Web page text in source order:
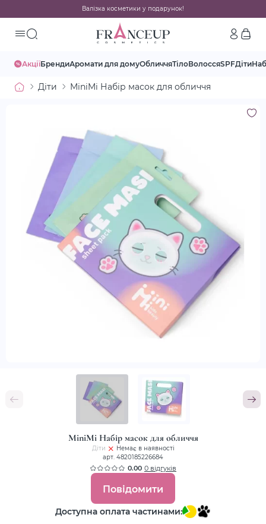
Валізка косметики у подарунок!
АкціїБрендиАромати для домуОбличчяТілоВолоссяSPFДіти
Діти MiniMi Набір масок для обличчя
MiniMi Набір масок для обличчя
Діти
Немає в наявності
арт. 4820185226684
0.00 0 відгуків
Повідомити
Доступна оплата частинами: